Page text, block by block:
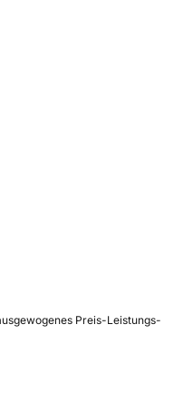
Preis-Leistungs-